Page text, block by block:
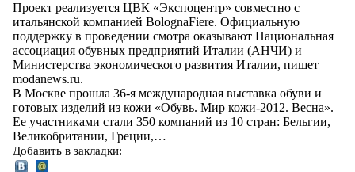
Проект реализуется ЦВК «Экспоцентр» совместно с
итальянской компанией BolognaFiere. Официальную
поддержку в проведении смотра оказывают Национальная
ассоциация обувных предприятий Италии (АНЧИ) и
Министерства экономического развития Италии, пишет
modanews.ru.
В Москве прошла 36-я международная выставка обуви и
готовых изделий из кожи «Обувь. Мир кожи-2012. Весна».
Ее участниками стали 350 компаний из 10 стран: Бельгии,
Великобритании, Греции,…
Добавить в закладки: